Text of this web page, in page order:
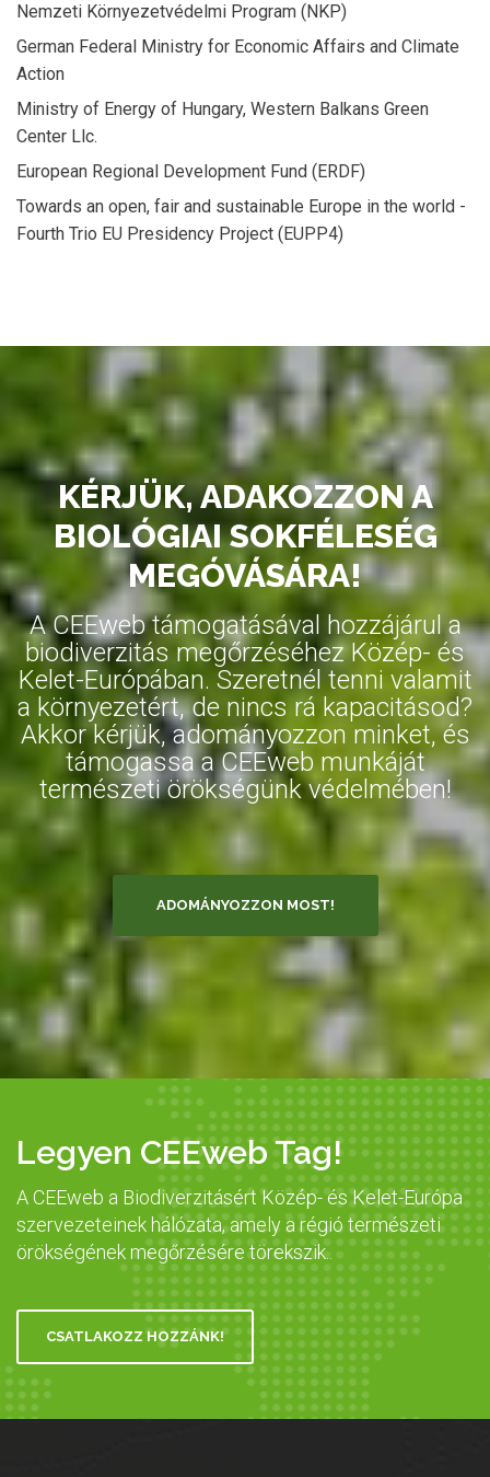
Nemzeti Környezetvédelmi Program (NKP)
German Federal Ministry for Economic Affairs and Climate
Action
Ministry of Energy of Hungary, Western Balkans Green
Center Llc.
European Regional Development Fund (ERDF)
Towards an open, fair and sustainable Europe in the world -
Fourth Trio EU Presidency Project (EUPP4)
KÉRJÜK, ADAKOZZON A
BIOLÓGIAI SOKFÉLESÉG
MEGÓVÁSÁRA!
A CEEweb támogatásával hozzájárul a
biodiverzitás megőrzéséhez Közép- és
Kelet-Európában. Szeretnél tenni valamit
a környezetért, de nincs rá kapacitásod?
Akkor kérjük, adományozzon minket, és
támogassa a CEEweb munkáját
természeti örökségünk védelmében!
ADOMÁNYOZZON MOST!
Legyen CEEweb Tag!
A CEEweb a Biodiverzitásért Közép- és Kelet-Európa
szervezeteinek hálózata, amely a régió természeti
örökségének megőrzésére törekszik..
CSATLAKOZZ HOZZÁNK!